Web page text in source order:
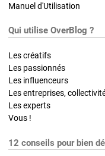
Manuel d'Utilisation
Qui utilise OverBlog ?
Les créatifs
Les passionnés
Les influenceurs
Les entreprises,
Les experts
Vous !
12 conseils pour bien